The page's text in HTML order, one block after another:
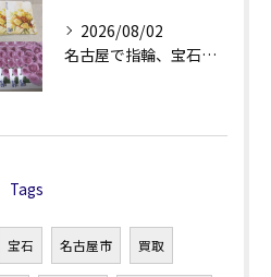
2026/08/02
名古屋で指輪、宝石買取なら当店で！！。
Tags
宝石 名古屋市 買取